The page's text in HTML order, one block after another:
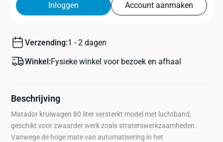
Inloggen Account aanmaken
Verzending:1 - 2 dagen
Winkel:Fysieke winkel voor bezoek en afhaal
Beschrijving
Matador kruiwagen 80 liter versterkt model met luchtband,
geschikt voor zwaarder werk zoals straterswerkzaamheden.
Vanwege de hoge mate van automatisering in het